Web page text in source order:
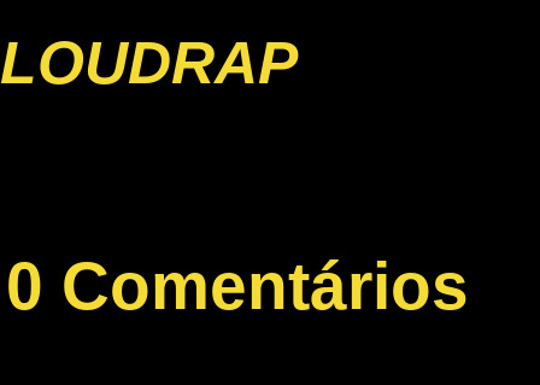
LOUDRAP
0 Comentários